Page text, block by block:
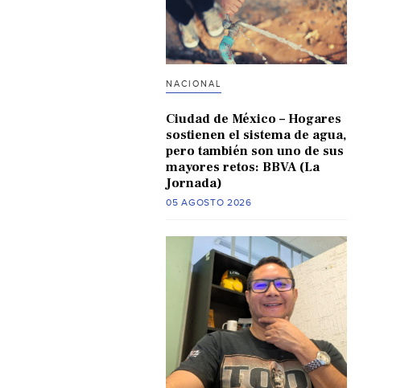
NACIONAL
Ciudad de México – Hogares
sostienen el sistema de agua,
pero también son uno de sus
mayores retos: BBVA (La
Jornada)
05 AGOSTO 2026